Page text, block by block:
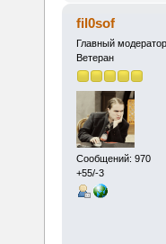
fil0sof
Главный модератор
Ветеран
Сообщений: 970
+55/-3